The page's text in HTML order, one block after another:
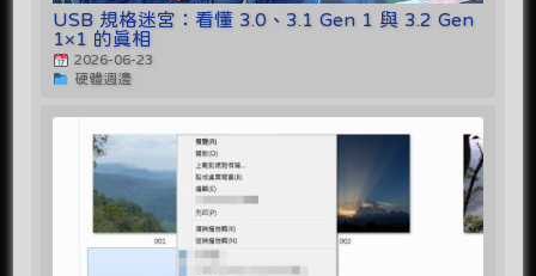
USB 規格迷宮：看懂 3.0、3.1 Gen 1 與 3.2 Gen
1×1 的真相
2026-06-23
硬體週邊